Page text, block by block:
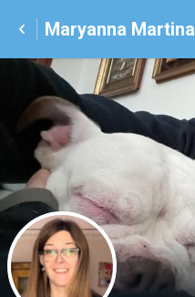
Maryanna Martina
M